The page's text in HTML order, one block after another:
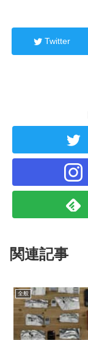
Twitter
関連記事
全般